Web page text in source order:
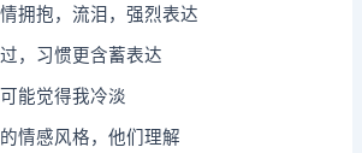
拥抱，流泪，强烈表达
，习惯更含蓄表达
能觉得我冷淡
情感风格，他们理解